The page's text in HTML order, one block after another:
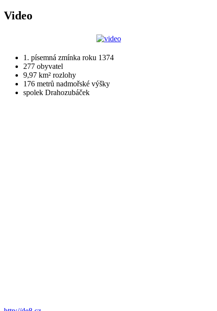
Video
1. písemná zmínka roku 1374
277 obyvatel
9,97 km² rozlohy
176 metrů nadmořské výšky
spolek Drahozubáček